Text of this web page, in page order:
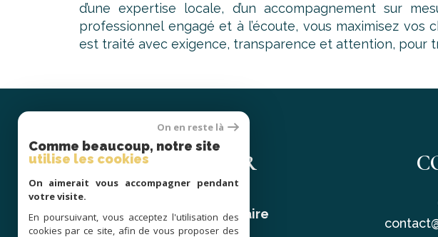
d’une expertise locale, d’un accompagnement sur
professionnel engagé et à l’écoute, vous maximisez
est traité avec exigence, transparence et attention, pour
Se
CONNECTER
espace propriétaire
On en reste là
Comme beaucoup, notre site
utilise les cookies
On aimerait vous accompagner pendant
votre visite.
En poursuivant, vous acceptez l'utilisation des
cookies par ce site, afin de vous proposer des